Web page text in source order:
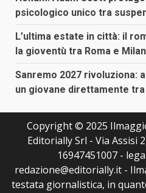
psicologico unico tra
L’ultima estate in città: il
la gioventù tra Roma e
Sanremo 2027 rivoluziona:
un giovane direttamente tra
Copyright © 2025
Editorially Srl - Via Assisi
16947451007 -
redazione@editorially.it -
testata giornalistica, in